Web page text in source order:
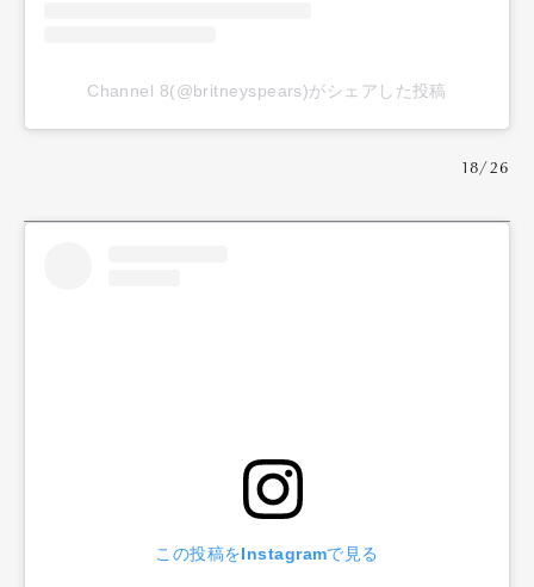
Channel 8(@britneyspears)がシェアした投稿
18/26
この投稿をInstagramで見る